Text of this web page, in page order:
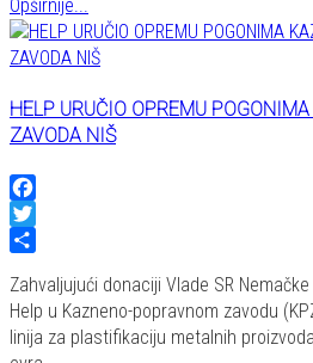
Opširnije...
HELP URUČIO OPREMU
ZAVODA NIŠ
Facebook
Twitter
Zahvaljujući donaciji Vlade SR
Help u Kazneno-popravnom zavodu
linija za plastifikaciju metalnih